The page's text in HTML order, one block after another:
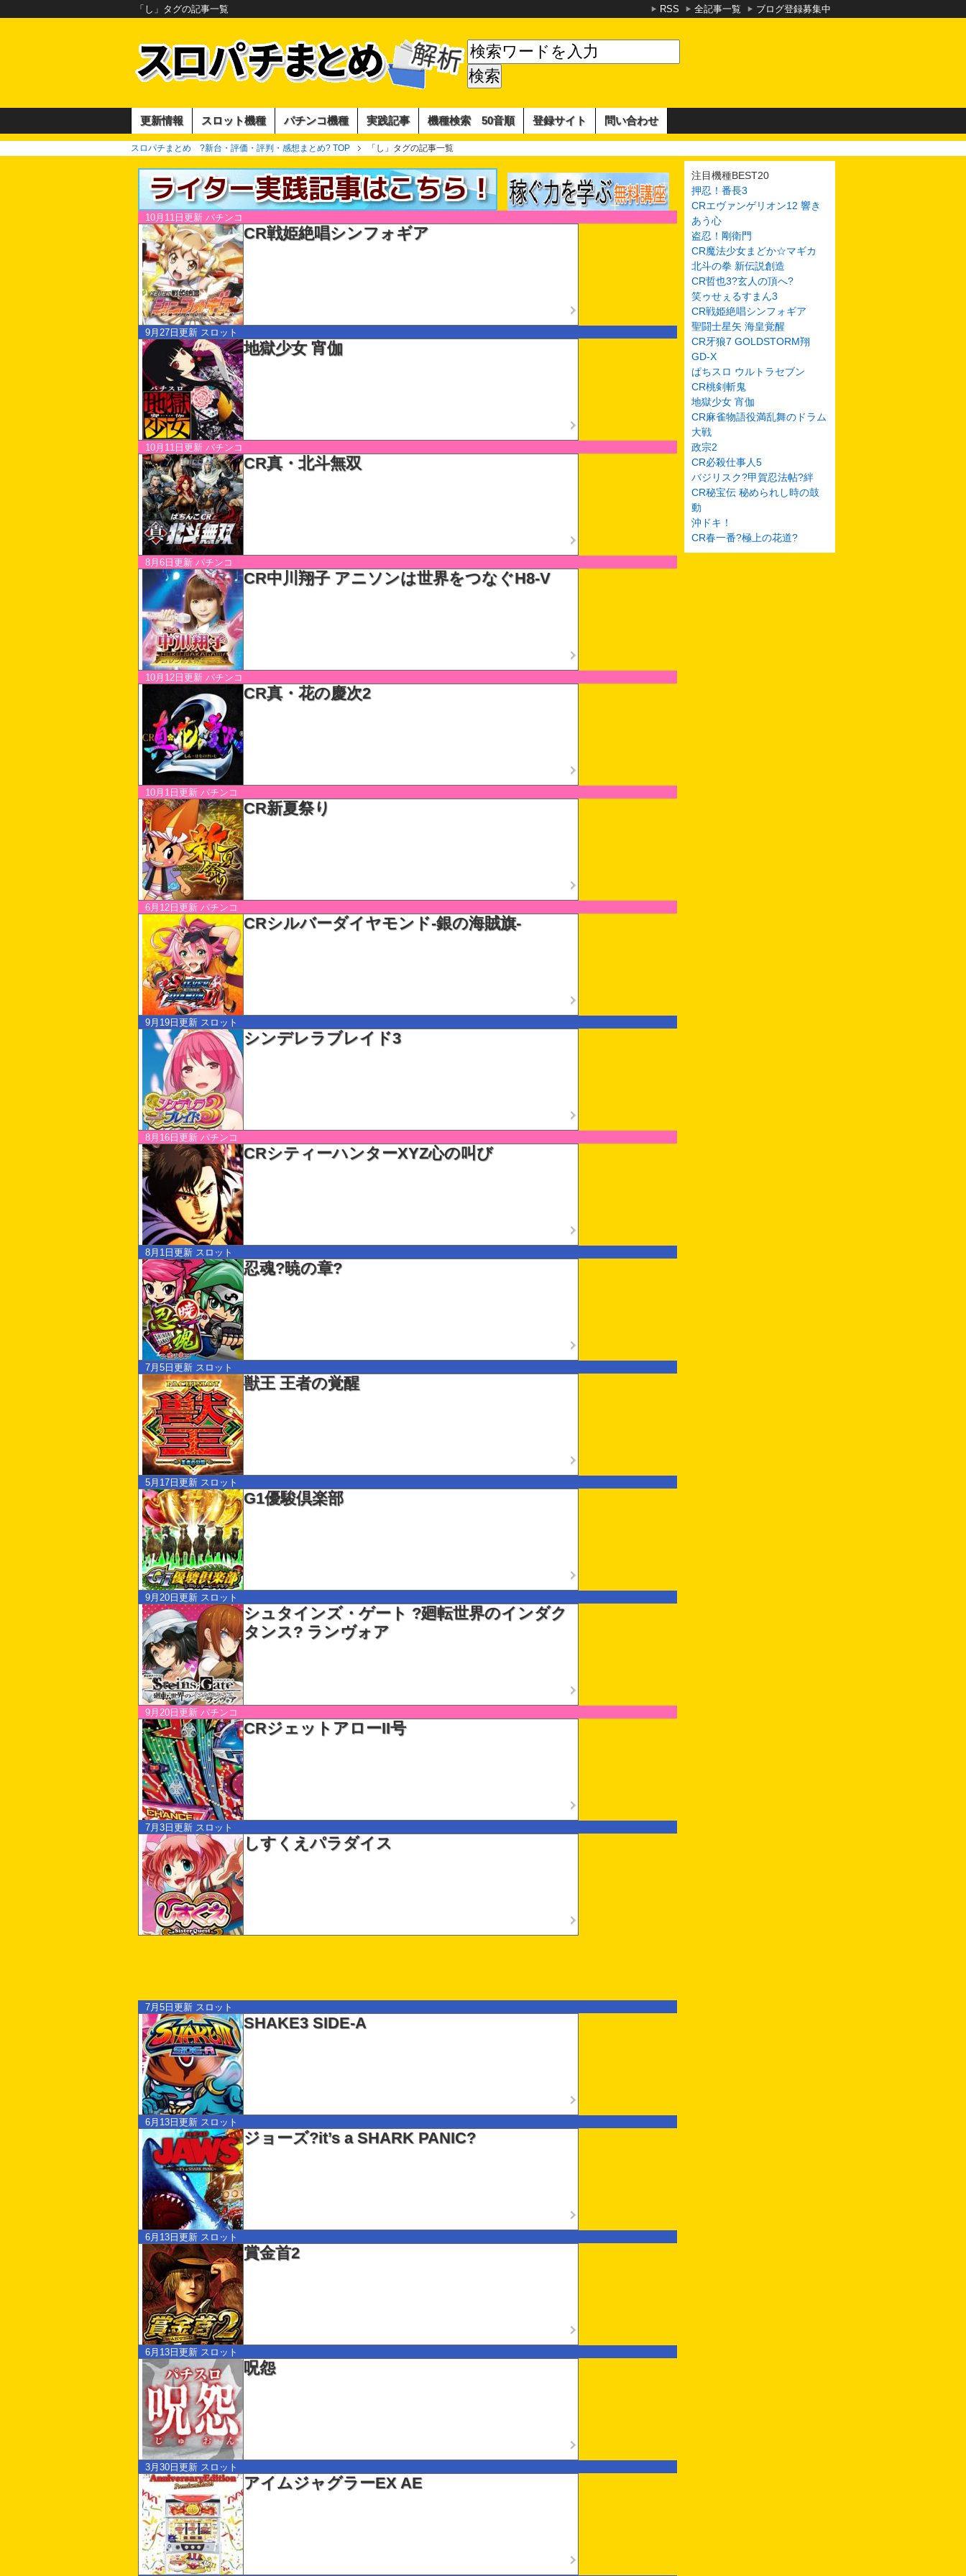
「し」タグの記事一覧 RSS 全記事一覧 ブログ登録募集中
更新情報 スロット機種 パチンコ機種 実践記事 機種検索 50音順 登録サイト 問い合わせ
スロパチまとめ ?新台・評価・評判・感想まとめ? TOP 「し」タグの記事一覧
10月11日更新 パチンコ
CR戦姫絶唱シンフォギア
9月27日更新 スロット
地獄少女 宵伽
10月11日更新 パチンコ
CR真・北斗無双
8月6日更新 パチンコ
CR中川翔子 アニソンは世界をつなぐH8-V
10月12日更新 パチンコ
CR真・花の慶次2
10月1日更新 パチンコ
CR新夏祭り
6月12日更新 パチンコ
CRシルバーダイヤモンド-銀の海賊旗-
9月19日更新 スロット
シンデレラブレイド3
8月16日更新 パチンコ
CRシティーハンターXYZ心の叫び
8月1日更新 スロット
忍魂?暁の章?
7月5日更新 スロット
獣王 王者の覚醒
5月17日更新 スロット
G1優駿倶楽部
9月20日更新 スロット
シュタインズ・ゲート ?廻転世界のインダク
タンス? ランヴォア
9月20日更新 パチンコ
CRジェットアローII号
7月3日更新 スロット
しすくえパラダイス
7月5日更新 スロット
SHAKE3 SIDE-A
6月13日更新 スロット
ジョーズ?it’s a SHARK PANIC?
6月13日更新 スロット
賞金首2
6月13日更新 スロット
呪怨
3月30日更新 スロット
アイムジャグラーEX AE
注目機種BEST20
押忍！番長3
CRエヴァンゲリオン12 響き
あう心
盗忍！剛衛門
CR魔法少女まどか☆マギカ
北斗の拳 新伝説創造
CR哲也3?玄人の頂へ?
笑ゥせぇるすまん3
CR戦姫絶唱シンフォギア
聖闘士星矢 海皇覚醒
CR牙狼7 GOLDSTORM翔
GD-X
ぱちスロ ウルトラセブン
CR桃剣斬鬼
地獄少女 宵伽
CR麻雀物語役満乱舞のドラム
大戦
政宗2
CR必殺仕事人5
バジリスク?甲賀忍法帖?絆
CR秘宝伝 秘められし時の鼓
動
沖ドキ！
CR春一番?極上の花道?